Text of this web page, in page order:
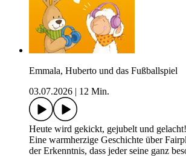
Emmala, Huberto und das Fußballspiel
03.07.2026
12 Min.
Heute wird gekickt, gejubelt und
Eine warmherzige Geschichte über
der Erkenntnis, dass jeder seine ganz